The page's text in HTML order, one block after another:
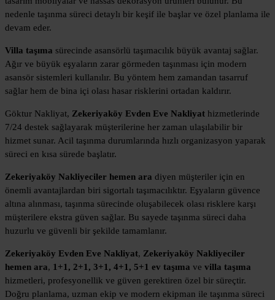
nedenle taşınma süreci detaylı bir keşif ile başlar ve özel planlama ile
devam eder.
Villa taşıma sürecinde asansörlü taşımacılık büyük avantaj sağlar.
Ağır ve büyük eşyaların zarar görmeden taşınması için modern
asansör sistemleri kullanılır. Bu yöntem hem zamandan tasarruf
sağlar hem de bina içi olası hasar risklerini ortadan kaldırır.
Göktur Nakliyat, Zekeriyaköy Evden Eve Nakliyat hizmetlerinde
7/24 destek sağlayarak müşterilerine her zaman ulaşılabilir bir
hizmet sunar. Acil taşınma durumlarında hızlı organizasyon yaparak
süreci en kısa sürede başlatır.
Zekeriyaköy Nakliyeciler hemen ara diyen müşteriler için en
önemli avantajlardan biri sigortalı taşımacılıktır. Eşyaların güvence
altına alınması, taşınma sürecinde oluşabilecek olası risklere karşı
müşterilere ekstra güven sağlar. Bu sayede taşınma süreci daha
huzurlu ve güvenli bir şekilde tamamlanır.
Zekeriyaköy Evden Eve Nakliyat, Zekeriyaköy Nakliyeciler
hemen ara, 1+1, 2+1, 3+1, 4+1, 5+1 ev taşıma ve villa taşıma
hizmetleri, profesyonellik ve güven gerektiren özel bir süreçtir.
Doğru planlama, uzman ekip ve modern ekipman ile taşınma süreci